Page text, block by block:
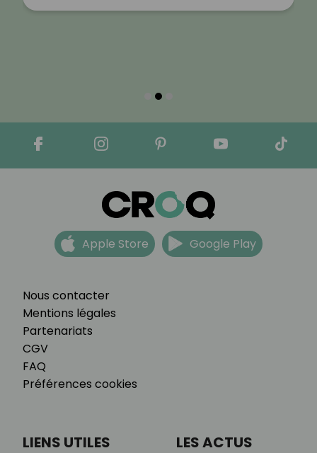
Nous contacter
Mentions légales
Partenariats
CGV
FAQ
Préférences cookies
Apple Store Google Play
LIENS UTILES LES ACTUS